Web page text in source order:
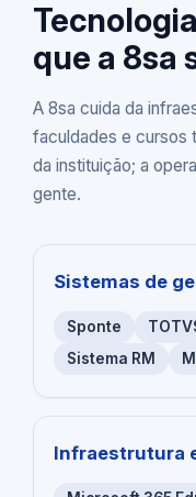
que a 8sa
A 8sa cuida da
faculdades e cursos
da instituição; a
gente.
Sistemas de
Sponte
Sistema RM
Infraestrutura